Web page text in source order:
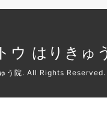
ウ はりきゅ
う院. All Rights Reserved.